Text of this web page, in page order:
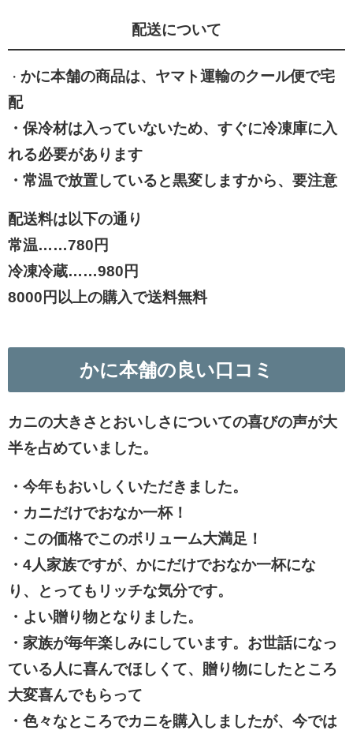
配送について
・ かに本舗の商品は、ヤマト運輸のクール便で宅
配
・保冷材は入っていないため、すぐに冷凍庫に入
れる必要があります
・常温で放置していると黒変しますから、要注意
配送料は以下の通り
常温……780円
冷凍冷蔵……980円
8000円以上の購入で送料無料
かに本舗の良い口コミ
カニの大きさとおいしさについての喜びの声が大
半を占めていました。
・今年もおいしくいただきました。
・カニだけでおなか一杯！
・この価格でこのボリューム大満足！
・4人家族ですが、かにだけでおなか一杯にな
り、とってもリッチな気分です。
・よい贈り物となりました。
・家族が毎年楽しみにしています。お世話になっ
ている人に喜んでほしくて、贈り物にしたところ
大変喜んでもらって
・色々なところでカニを購入しましたが、今では